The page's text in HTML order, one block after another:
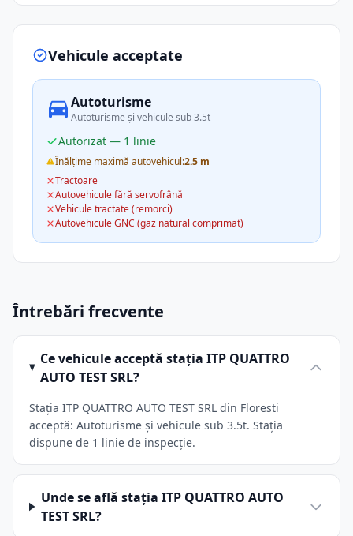
Vehicule acceptate
Autoturisme
Autoturisme și vehicule sub 3.5t
Autorizat — 1 linie
Înălțime maximă autovehicul:2.5 m
Tractoare
Autovehicule fără servofrână
Vehicule tractate (remorci)
Autovehicule GNC (gaz natural comprimat)
Întrebări frecvente
Ce vehicule acceptă stația ITP QUATTRO
AUTO TEST SRL?
Stația ITP QUATTRO AUTO TEST SRL din Floresti
acceptă: Autoturisme și vehicule sub 3.5t. Stația
dispune de 1 linie de inspecție.
Unde se află stația ITP QUATTRO AUTO
TEST SRL?